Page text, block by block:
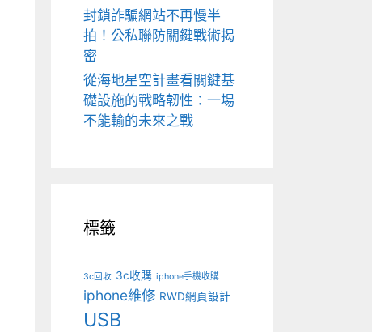
封鎖詐騙網站不再慢半
拍！公私聯防關鍵戰術揭
密
從海地星空計畫看關鍵基
礎設施的戰略韌性：一場
不能輸的未來之戰
標籤
3c回收 3c收購 iphone手機收購
iphone維修 RWD網頁設計
USB